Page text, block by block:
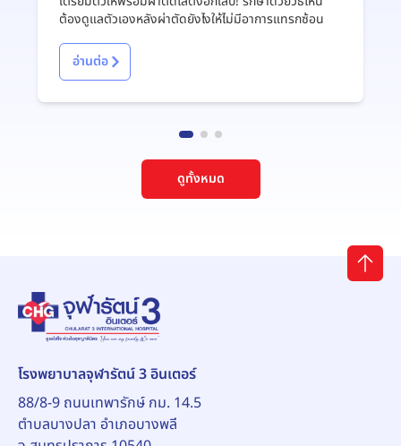
ต้องดูแลตัวเองหลังผ่าตัดยังไงให้ไม่มีอาการแทรกซ้อน
อ่านต่อ
ดูทั้งหมด
โรงพยาบาลจุฬารัตน์ 3 อินเตอร์
88/8-9 ถนนเทพารักษ์ กม. 14.5
ตำบลบางปลา อำเภอบางพลี